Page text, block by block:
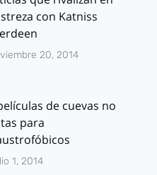
con Katniss
20, 2014
de cuevas no
para
1, 2014